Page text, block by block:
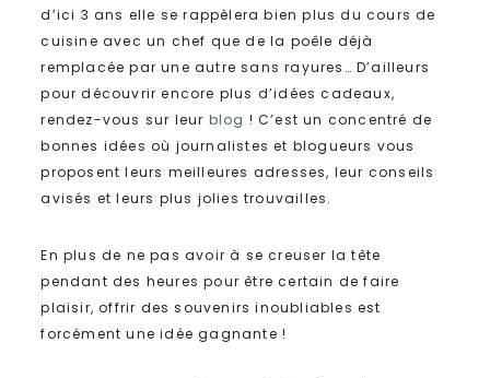
d’ici 3 ans elle se rappèlera bien plus du cours de
cuisine avec un chef que de la poêle déjà
remplacée par une autre sans rayures… D’ailleurs
pour découvrir encore plus d’idées cadeaux,
rendez-vous sur leur blog ! C’est un concentré de
bonnes idées où journalistes et blogueurs vous
proposent leurs meilleures adresses, leur conseils
avisés et leurs plus jolies trouvailles.
En plus de ne pas avoir à se creuser la tête
pendant des heures pour être certain de faire
plaisir, offrir des souvenirs inoubliables est
forcément une idée gagnante !